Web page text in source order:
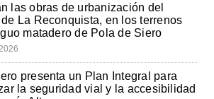
las obras de urbanización del
La Reconquista, en los terrenos
matadero de Pola de Siero
presenta un Plan Integral para
la seguridad vial y la accesibilidad